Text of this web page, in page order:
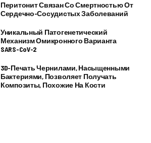
Перитонит Связан Со Смертностью От
Сердечно-Сосудистых Заболеваний
Уникальный Патогенетический
Механизм Омикронного Варианта
SARS-CoV-2
3D-Печать Чернилами, Насыщенными
Бактериями, Позволяет Получать
Композиты, Похожие На Кости